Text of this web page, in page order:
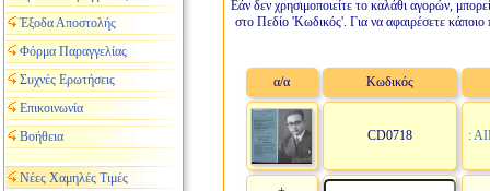
Έξοδα Αποστολής
Φόρμα Παραγγελίας
Συχνές Ερωτήσεις
Επικοινωνία
Βοήθεια
Νέες Χαμηλές Τιμές
Εάν δεν χρησιμοποιείτε το καλάθι αγορών,
στο Πεδίο 'Κωδικός'. Για να αφαιρέσετε κάποιο
α/α Κωδικός
CD0718 :